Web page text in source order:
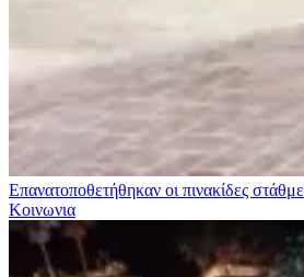
Επανατοποθετήθηκαν οι πινακίδες
Κοινωνια